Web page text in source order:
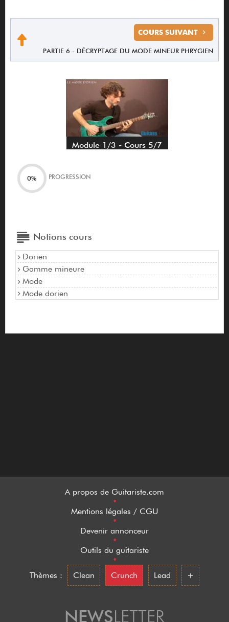
COURS SUIVANT
PARTIE 6 - DÉCRYPTAGE DU MODE MINEUR PHRYGIEN
Module 1/3 - Cours 5/7
0% PROGRESSION
Notions cours
Dorien
Gamme mineure
Mode
Mode dorien
A propos de Guitariste.com
•
Mentions légales / CGU
•
Devenir annonceur
•
Outils du guitariste
•
Thèmes :
Clean Crunch Lead +
NEWSLETTER